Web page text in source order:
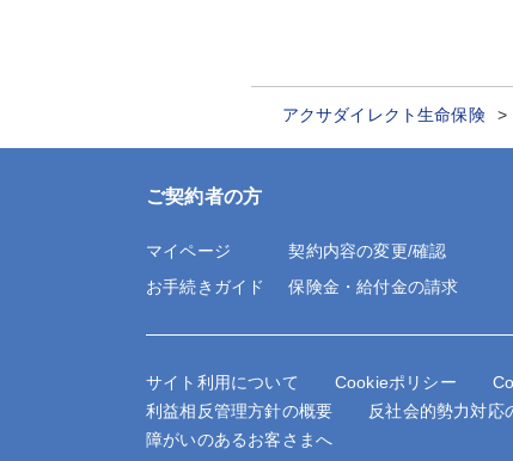
アクサダイレクト生命保険
ご契約者の方
マイページ
契約内容の変更/確認
お手続きガイド
保険金・給付金の請求
サイト利用について Cookieポリシー
利益相反管理方針の概要
反社会的勢力対応
障がいのあるお客さまへ